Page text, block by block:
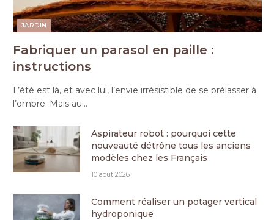
JARDIN
Fabriquer un parasol en paille :
instructions
L’été est là, et avec lui, l’envie irrésistible de se prélasser à
l’ombre. Mais au…
Aspirateur robot : pourquoi cette
nouveauté détrône tous les anciens
modèles chez les Français
10 août 2026
Comment réaliser un potager vertical
hydroponique